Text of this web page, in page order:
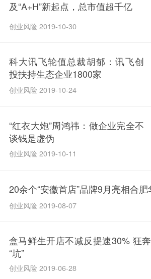
及“A+H”新起点，总市值超千亿
创业风险 2019-10-30
科大讯飞轮值总裁胡郁：讯飞创
投扶持生态企业1800家
创业风险 2019-10-24
“红衣大炮”周鸿祎：做企业完全不
谈钱是虚伪
创业风险 2019-10-11
20余个“安徽首店”品牌9月亮相合
创业风险 2019-08-07
盒马鲜生开店不减反提速30% 狂
“坑”
创业风险 2019-06-28